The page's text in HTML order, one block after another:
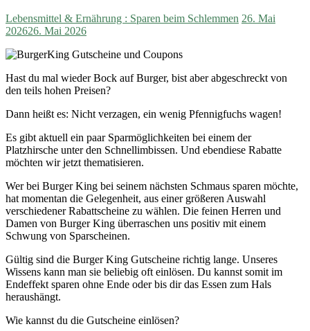
Lebensmittel & Ernährung : Sparen beim Schlemmen 26. Mai
202626. Mai 2026
Hast du mal wieder Bock auf Burger, bist aber abgeschreckt von
den teils hohen Preisen?
Dann heißt es: Nicht verzagen, ein wenig Pfennigfuchs wagen!
Es gibt aktuell ein paar Sparmöglichkeiten bei einem der
Platzhirsche unter den Schnellimbissen. Und ebendiese Rabatte
möchten wir jetzt thematisieren.
Wer bei Burger King bei seinem nächsten Schmaus sparen möchte,
hat momentan die Gelegenheit, aus einer größeren Auswahl
verschiedener Rabattscheine zu wählen. Die feinen Herren und
Damen von Burger King überraschen uns positiv mit einem
Schwung von Sparscheinen.
Gültig sind die Burger King Gutscheine richtig lange. Unseres
Wissens kann man sie beliebig oft einlösen. Du kannst somit im
Endeffekt sparen ohne Ende oder bis dir das Essen zum Hals
heraushängt.
Wie kannst du die Gutscheine einlösen?